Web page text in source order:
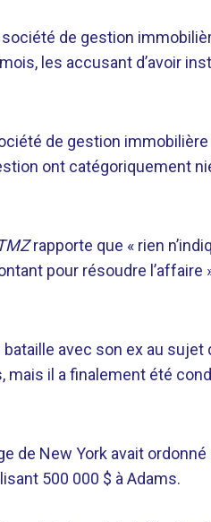
de gestion
les accusant d’avoir
de gestion
ont catégoriquement
rapporte que « rien
pour résoudre l’affaire
avec son ex au
mais il a finalement été
de New York avait
500 000 $ à Adams.